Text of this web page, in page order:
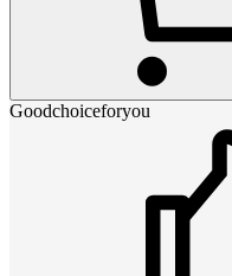
Goodchoiceforyou